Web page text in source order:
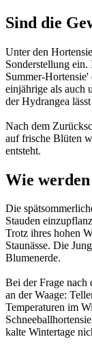
Sind die
Unter den
Sonderstellung
Summer-Hortensie'
einjährige als auch
der Hydrangea
Nach dem
auf frische Blüten
entsteht.
Wie
Die
Stauden
Trotz ihres hohen
Staunässe. Die
Blumenerde.
Bei der Frage nach
an der Waage:
Temperaturen im
kalte Wintertage